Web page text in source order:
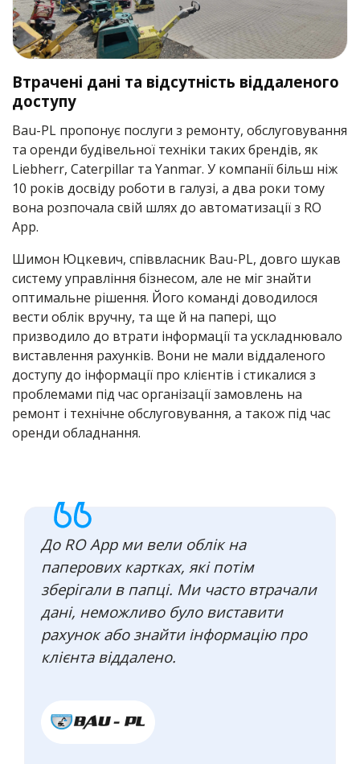
Втрачені дані та відсутність віддаленого
доступу
Bau-PL пропонує послуги з ремонту, обслуговування
та оренди будівельної техніки таких брендів, як
Liebherr, Caterpillar та Yanmar. У компанії більш ніж
10 років досвіду роботи в галузі, а два роки тому
вона розпочала свій шлях до автоматизації з RO
App.
Шимон Юцкевич, співвласник Bau-PL, довго шукав
систему управління бізнесом, але не міг знайти
оптимальне рішення. Його команді доводилося
вести облік вручну, та ще й на папері, що
призводило до втрати інформації та ускладнювало
виставлення рахунків. Вони не мали віддаленого
доступу до інформації про клієнтів і стикалися з
проблемами під час організації замовлень на
ремонт і технічне обслуговування, а також під час
оренди обладнання.
До RO App ми вели облік на
паперових картках, які потім
зберігали в папці. Ми часто втрачали
дані, неможливо було виставити
рахунок або знайти інформацію про
клієнта віддалено.